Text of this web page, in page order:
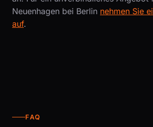
Neuenhagen bei Berlin nehmen Sie
auf.
FAQ